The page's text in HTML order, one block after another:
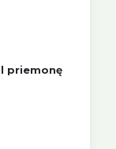
priemonę